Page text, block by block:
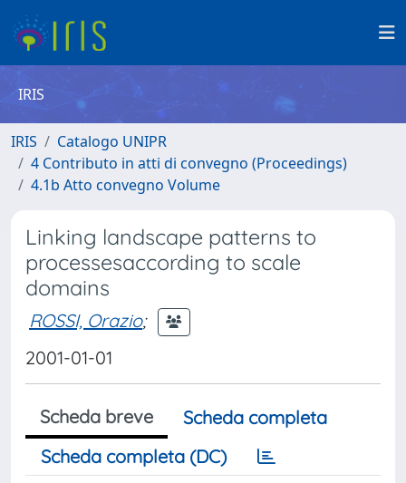
IRIS
IRIS
Catalogo UNIPR
4 Contributo in atti di convegno (Proceedings)
4.1b Atto convegno Volume
Linking landscape patterns to
processesaccording to scale
domains
ROSSI, Orazio;
2001-01-01
Scheda breve
Scheda completa
Scheda completa (DC)